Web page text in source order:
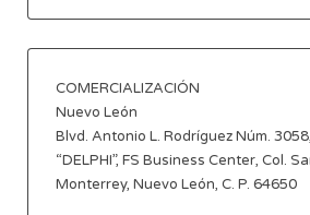
COMERCIALIZACIÓN
Nuevo León
Blvd. Antonio L. Rodríguez Núm.
“DELPHI”, FS Business Center, Col.
Monterrey, Nuevo León, C. P. 64650